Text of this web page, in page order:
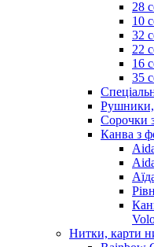
28
10
32
22
16
35
Рушники,
Сорочки
Канва з
Нитки, карти